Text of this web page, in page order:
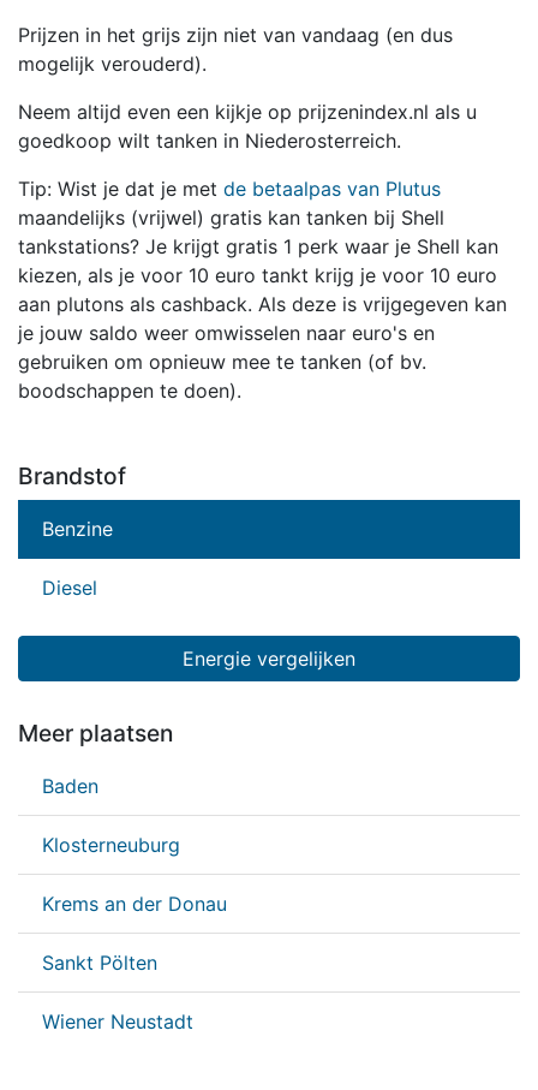
Prijzen in het grijs zijn niet van vandaag (en dus
mogelijk verouderd).
Neem altijd even een kijkje op prijzenindex.nl als u
goedkoop wilt tanken in Niederosterreich.
Tip: Wist je dat je met de betaalpas van Plutus
maandelijks (vrijwel) gratis kan tanken bij Shell
tankstations? Je krijgt gratis 1 perk waar je Shell kan
kiezen, als je voor 10 euro tankt krijg je voor 10 euro
aan plutons als cashback. Als deze is vrijgegeven kan
je jouw saldo weer omwisselen naar euro's en
gebruiken om opnieuw mee te tanken (of bv.
boodschappen te doen).
Brandstof
Benzine
Diesel
Energie vergelijken
Meer plaatsen
Baden
Klosterneuburg
Krems an der Donau
Sankt Pölten
Wiener Neustadt